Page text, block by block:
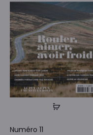
Numéro 11